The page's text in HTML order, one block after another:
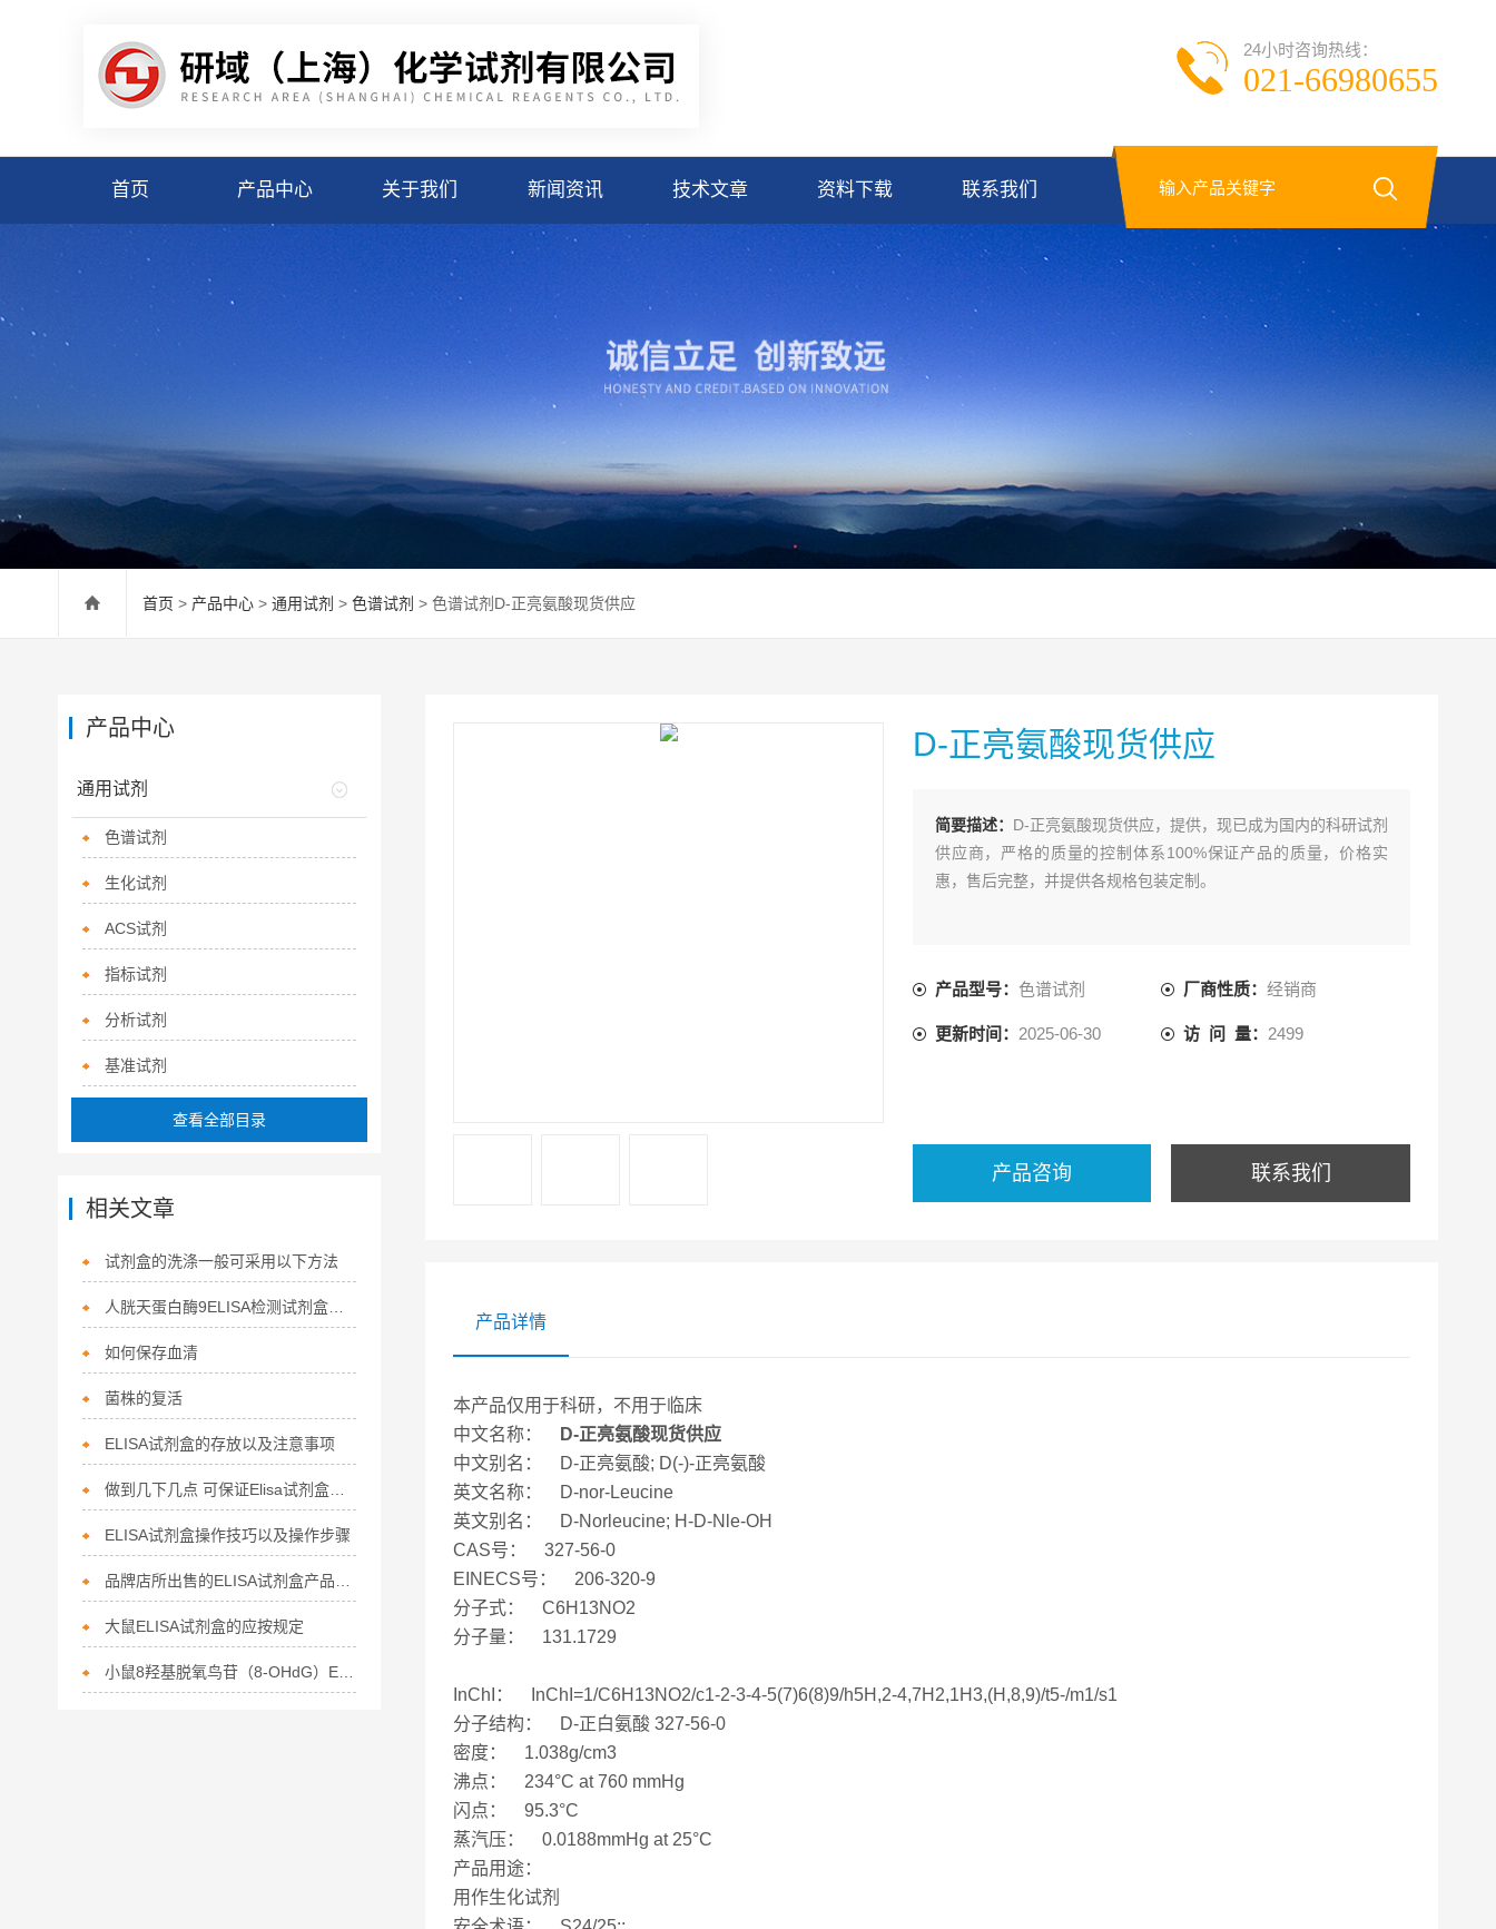
24小时咨询热线：
021-66980655
首页 产品中心 关于我们 新闻资讯 技术文章 资料下载 联系我们
首页 > 产品中心 > 通用试剂 > 色谱试剂 > 色谱试剂D-正亮氨酸现货供应
D-正亮氨酸现货供应
简要描述： D-正亮氨酸现货供应，提供，现已成为国内的科研试剂
供应商，严格的质量的控制体系100%保证产品的质量，价格实
惠，售后完整，并提供各规格包装定制。
产品型号： 色谱试剂 厂商性质：经销商
更新时间： 2025-06-30 访 问 量： 2499
产品咨询 联系我们
产品详情
本产品仅用于科研，不用于临床
中文名称：
D-正亮氨酸现货供应
中文别名： D-正亮氨酸; D(-)-正亮氨酸
英文名称： D-nor-Leucine
英文别名： D-Norleucine; H-D-Nle-OH
CAS号： 327-56-0
EINECS号： 206-320-9
分子式： C6H13NO2
分子量： 131.1729
InChI： InChI=1/C6H13NO2/c1-2-3-4-5(7)6(8)9/h5H,2-4,7H2,1H3,(H,8,9)/t5-/m1/s1
分子结构： D-正白氨酸 327-56-0
密度： 1.038g/cm3
沸点： 234°C at 760 mmHg
闪点： 95.3°C
蒸汽压： 0.0188mmHg at 25°C
产品用途：
用作生化试剂
产品中心
通用试剂
色谱试剂
生化试剂
ACS试剂
指标试剂
分析试剂
基准试剂
查看全部目录
相关文章
试剂盒的洗涤一般可采用以下方法
人胱天蛋白酶9ELISA检测试剂盒说明书
如何保存血清
菌株的复活
ELISA试剂盒的存放以及注意事项
做到几下几点 可保证Elisa试剂盒的检测结果正确
ELISA试剂盒操作技巧以及操作步骤
大鼠ELISA试剂盒的应按规定
小鼠8羟基脱氧鸟苷（8-OHdG）ELISA试剂盒说明书